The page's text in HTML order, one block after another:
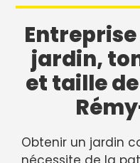
jardin,
et taille
Obtenir un jardin